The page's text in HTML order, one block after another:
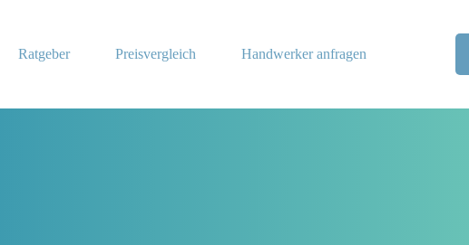
Ratgeber
Preisvergleich Handwerker anfragen